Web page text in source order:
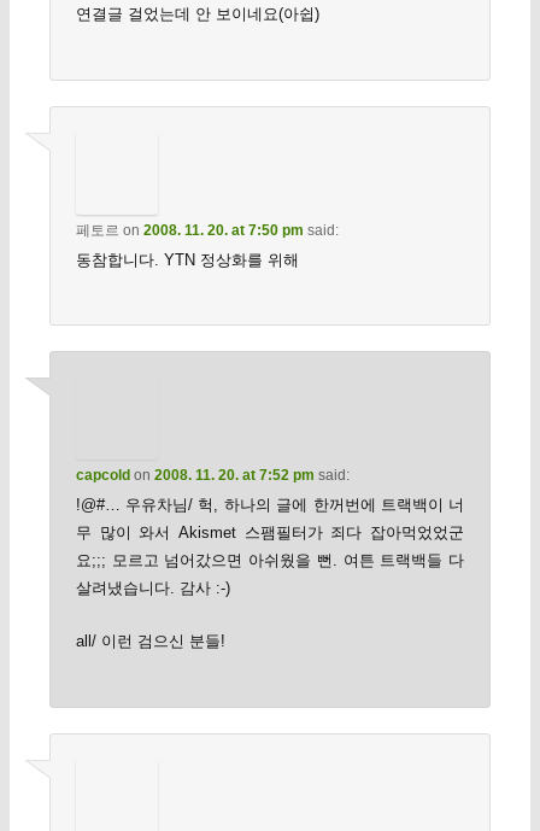
연결글 걸었는데 안 보이네요(아쉽)
페토르 on 2008. 11. 20. at 7:50 pm said:
동참합니다. YTN 정상화를 위해
capcold on 2008. 11. 20. at 7:52 pm said:
!@#… 우유차님/ 헉, 하나의 글에 한꺼번에 트랙백이 너
무 많이 와서 Akismet 스팸필터가 죄다 잡아먹었었군
요;;; 모르고 넘어갔으면 아쉬웠을 뻔. 여튼 트랙백들 다
살려냈습니다. 감사 :-)
all/ 이런 검으신 분들!